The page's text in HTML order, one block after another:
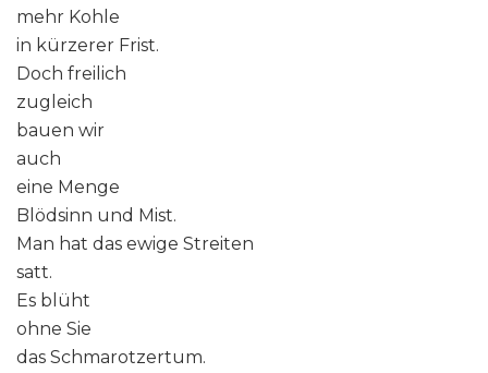
mehr Kohle
in kürzerer Frist.
Doch freilich
zugleich
bauen wir
auch
eine Menge
Blödsinn und Mist.
Man hat das ewige Streiten
satt.
Es blüht
ohne Sie
das Schmarotzertum.